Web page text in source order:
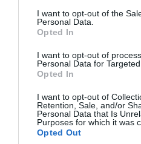
I want to opt-out of the
Personal Data.
Opted In
I want to opt-out of
Personal Data for Targeted
Opted In
I want to opt-out of
Retention, Sale, and/or
Personal Data that Is
Purposes for which it was
Opted Out
otra llamada de atención».
AñadirEl Farmacéutico
Mantente informado con las
ACTIVAR AHORA